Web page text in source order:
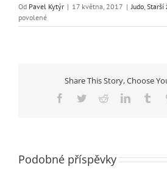
Od Pavel Kytýr | 17 května, 2017 | Judo, Starší
povolenéu
textu
republiky
družstev
starších
Share This Story, Choose
Facebook
TwitterRedditLinkedIn
Podobné příspěvky